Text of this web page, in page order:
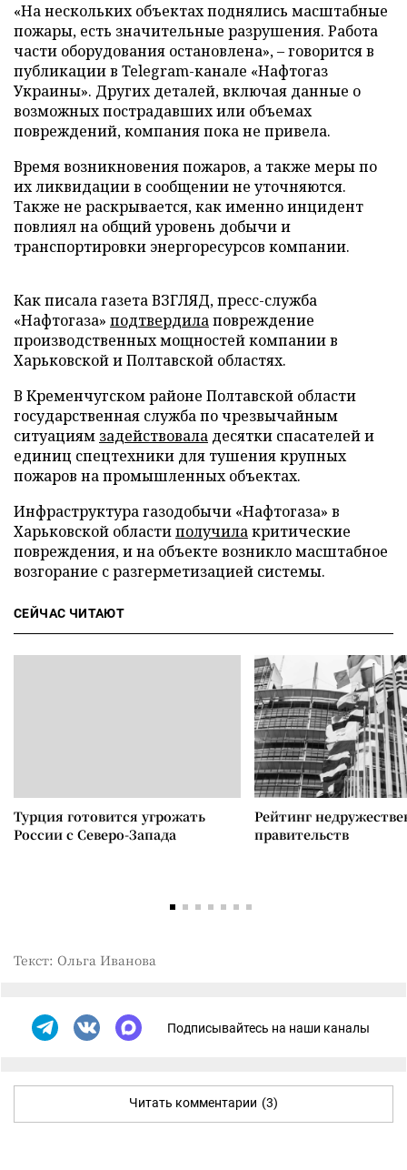
«На нескольких объектах поднялись масштабные
пожары, есть значительные разрушения. Работа
части оборудования остановлена», – говорится в
публикации в Telegram-канале «Нафтогаз
Украины». Других деталей, включая данные о
возможных пострадавших или объемах
повреждений, компания пока не привела.
Время возникновения пожаров, а также меры по
их ликвидации в сообщении не уточняются.
Также не раскрывается, как именно инцидент
повлиял на общий уровень добычи и
транспортировки энергоресурсов компании.
Как писала газета ВЗГЛЯД, пресс-служба
«Нафтогаза» подтвердилаповреждение
производственных мощностей компании в
Харьковской и Полтавской областях.
В Кременчугском районе Полтавской области
государственная служба по чрезвычайным
ситуациям задействовала десятки спасателей и
единиц спецтехники для тушения крупных
пожаров на промышленных объектах.
Инфраструктура газодобычи «Нафтогаза» в
Харьковской областиполучилакритические
повреждения, и на объекте возникло масштабное
возгорание с разгерметизацией системы.
СЕЙЧАС ЧИТАЮТ
Турция готовится угрожать
России с Северо-Запада
Рейтинг
правительств
Текст: Ольга Иванова
Подписывайтесь на наши каналы
Читать комментарии (3)